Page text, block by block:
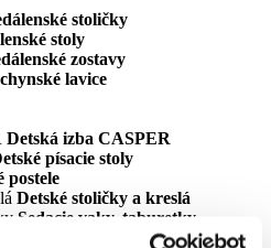
stoličky
stoly
zostavy
lavice
Detská izba CASPER
písacie stoly
postele
Detské stoličky a kreslá
Sedacie vaky, taburetky